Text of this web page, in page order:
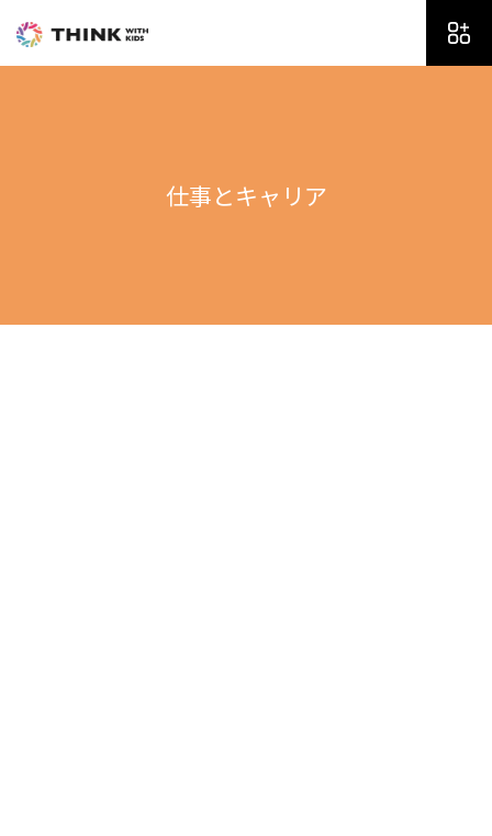
を
仕事とキャリア